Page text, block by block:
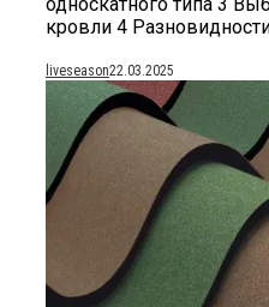
кровли 4
liveseason22.03.2025